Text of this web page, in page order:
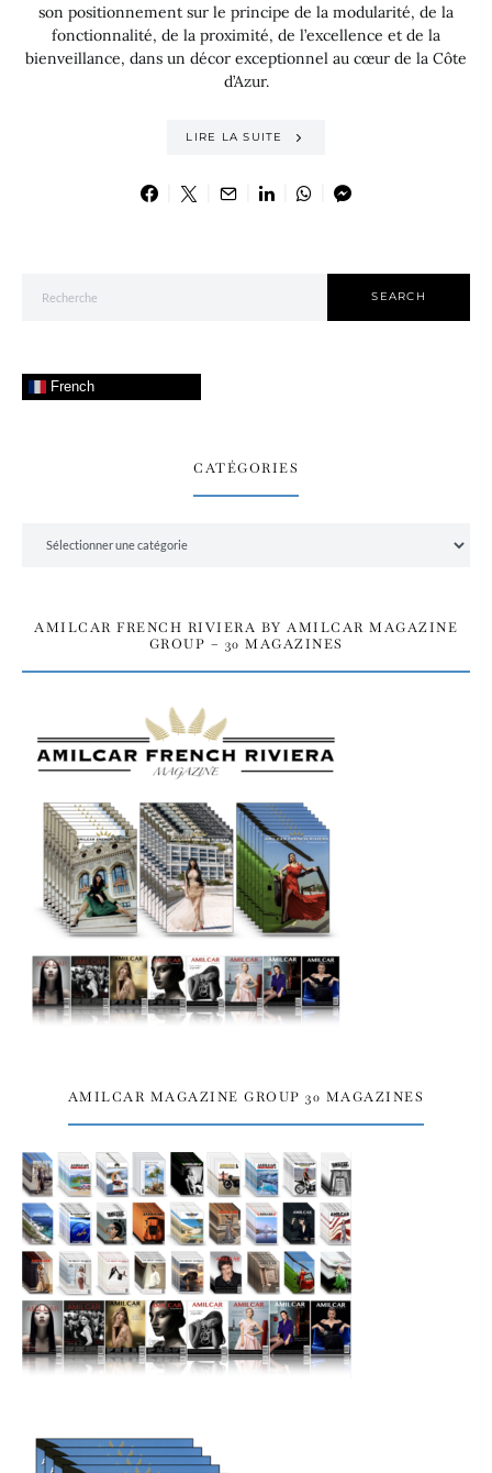
son positionnement sur le principe de la modularité, de la
fonctionnalité, de la proximité, de l’excellence et de la
bienveillance, dans un décor exceptionnel au cœur de la Côte
d’Azur.
LIRE LA SUITE
SEARCH
French
CATÉGORIES
AMILCAR FRENCH RIVIERA BY AMILCAR MAGAZINE
GROUP – 30 MAGAZINES
AMILCAR MAGAZINE GROUP 30 MAGAZINES